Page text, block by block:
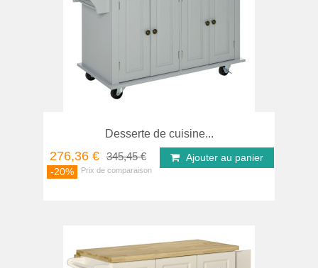
Desserte de cuisine...
276,36 € 345,45 €
-20%
Ajouter au panier